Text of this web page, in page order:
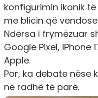
konfigurimin ikonik
me blicin që
Ndërsa i frymëzuar
Google Pixel, iPhone
Apple.
Por, ka debate nëse
në radhë të parë.